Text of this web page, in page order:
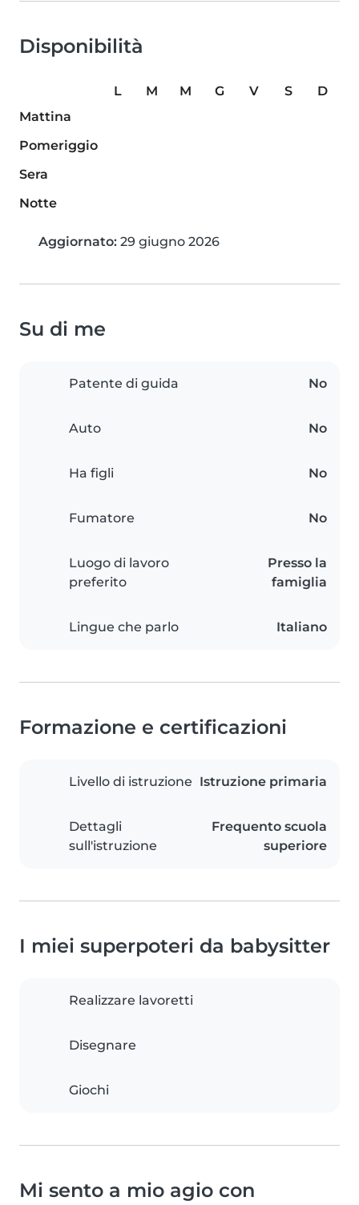
Disponibilità
L M M G V S
D
Mattina
Pomeriggio
Sera
Notte
Aggiornato: 29 giugno 2026
Su di me
Patente di guida No
Auto No
Ha figli No
Fumatore No
Luogo di lavoro
preferito
Presso la
famiglia
Lingue che parlo Italiano
Formazione e certificazioni
Livello di istruzione Istruzione primaria
Dettagli
sull'istruzione
Frequento scuola
superiore
I miei superpoteri da babysitter
Realizzare lavoretti
Disegnare
Giochi
Mi sento a mio agio con